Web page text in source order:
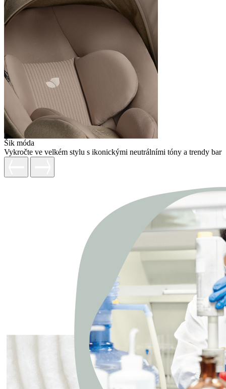
Šik móda
Vykročte ve velkém stylu s ikonickými neutrálními tóny a trendy